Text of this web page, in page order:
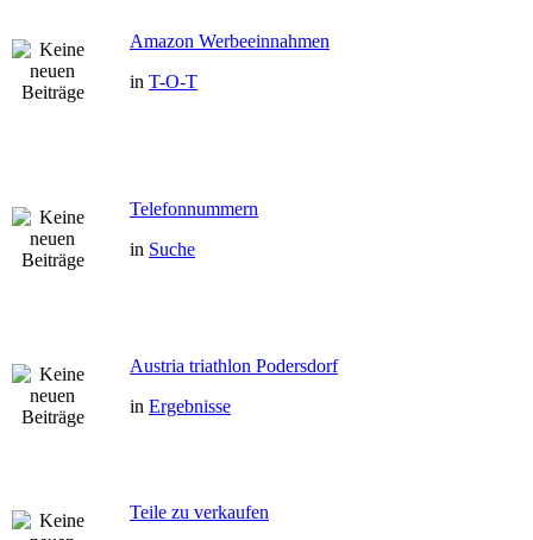
Amazon Werbeeinnahmen
in T-O-T
Telefonnummern
in Suche
Austria triathlon Podersdorf
in Ergebnisse
Teile zu verkaufen